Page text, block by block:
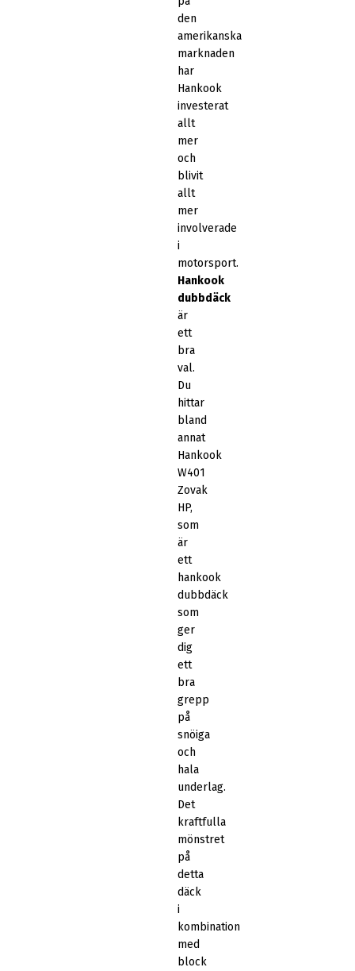
den
amerikanska
marknaden
har
Hankook
investerat
allt
mer
och
blivit
allt
mer
involverade
i
motorsport.
Hankook
dubbdäck
är
ett
bra
val.
Du
hittar
bland
annat
Hankook
W401
Zovak
HP,
som
är
ett
hankook
dubbdäck
som
ger
dig
ett
bra
grepp
på
snöiga
och
hala
underlag.
Det
kraftfulla
mönstret
på
detta
däck
i
kombination
med
block